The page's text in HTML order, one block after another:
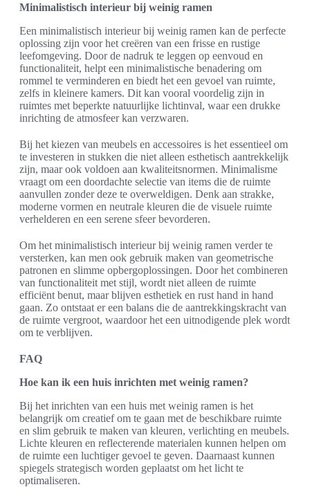
Minimalistisch interieur bij weinig ramen
Een minimalistisch interieur bij weinig ramen kan de perfecte
oplossing zijn voor het creëren van een frisse en rustige
leefomgeving. Door de nadruk te leggen op eenvoud en
functionaliteit, helpt een minimalistische benadering om
rommel te verminderen en biedt het een gevoel van ruimte,
zelfs in kleinere kamers. Dit kan vooral voordelig zijn in
ruimtes met beperkte natuurlijke lichtinval, waar een drukke
inrichting de atmosfeer kan verzwaren.
Bij het kiezen van meubels en accessoires is het essentieel om
te investeren in stukken die niet alleen esthetisch aantrekkelijk
zijn, maar ook voldoen aan kwaliteitsnormen. Minimalisme
vraagt om een doordachte selectie van items die de ruimte
aanvullen zonder deze te overweldigen. Denk aan strakke,
moderne vormen en neutrale kleuren die de visuele ruimte
verhelderen en een serene sfeer bevorderen.
Om het minimalistisch interieur bij weinig ramen verder te
versterken, kan men ook gebruik maken van geometrische
patronen en slimme opbergoplossingen. Door het combineren
van functionaliteit met stijl, wordt niet alleen de ruimte
efficiënt benut, maar blijven esthetiek en rust hand in hand
gaan. Zo ontstaat er een balans die de aantrekkingskracht van
de ruimte vergroot, waardoor het een uitnodigende plek wordt
om te verblijven.
FAQ
Hoe kan ik een huis inrichten met weinig ramen?
Bij het inrichten van een huis met weinig ramen is het
belangrijk om creatief om te gaan met de beschikbare ruimte
en slim gebruik te maken van kleuren, verlichting en meubels.
Lichte kleuren en reflecterende materialen kunnen helpen om
de ruimte een luchtiger gevoel te geven. Daarnaast kunnen
spiegels strategisch worden geplaatst om het licht te
optimaliseren.